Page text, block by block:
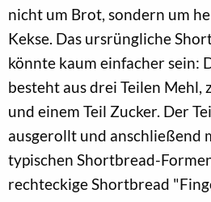
nicht um Brot, sondern um
Kekse. Das ursrüngliche
könnte kaum einfacher sein:
besteht aus drei Teilen Mehl,
und einem Teil Zucker. Der
ausgerollt und anschließend
typischen Shortbread-
rechteckige Shortbread